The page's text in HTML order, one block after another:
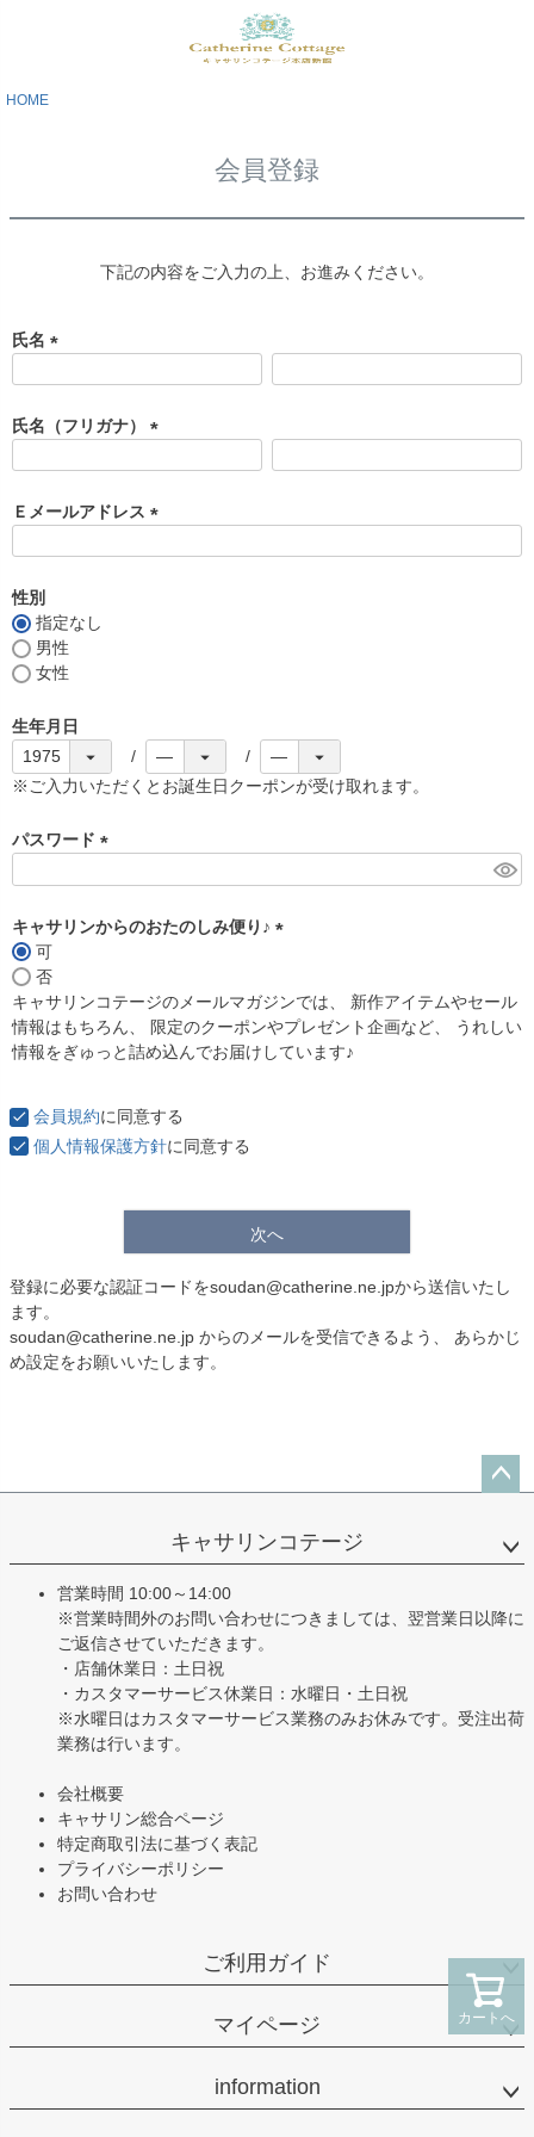
カートへ
HOME
会員登録
下記の内容をご入力の上、お進みください。
氏名
須
)
氏名（フリガナ）
須
)
Ｅメールアドレス
性別
指定なし
男性
女性
生年月日
※ご入力いただくとお誕生日クーポンが受け取れます。
パスワード
須
キャサリンからのおたのしみ便り♪
須
)
可
否
キャサリンコテージのメールマガジンでは、 新作アイテムやセール
情報はもちろん、 限定のクーポンやプレゼント企画など、 うれしい
情報をぎゅっと詰め込んでお届けしています♪
会員規約に同意する
個人情報保護方針に同意する
次へ
登録に必要な認証コードをsoudan@catherine.ne.jpから送信いたし
ます。
soudan@catherine.ne.jp からのメールを受信できるよう、 あらかじ
め設定をお願いいたします。
ップ
キャサリンコテージ
営業時間 10:00～14:00
※営業時間外のお問い合わせにつきましては、翌営業日以降に
ご返信させていただきます。
・店舗休業日：土日祝
・カスタマーサービス休業日：水曜日・土日祝
※水曜日はカスタマーサービス業務のみお休みです。受注出荷
業務は行います。
会社概要
キャサリン総合ページ
特定商取引法に基づく表記
プライバシーポリシー
お問い合わせ
ご利用ガイド
マイページ
information